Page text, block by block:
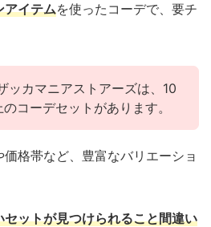
アイテムを使ったコーデで、要チ
ッカマニアストアーズは、10
コーデセットがあります。
格帯など、豊富なバリエーショ
ットが見つけられること間違い